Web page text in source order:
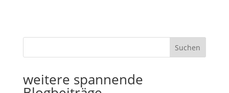
Suchen
weitere spannende